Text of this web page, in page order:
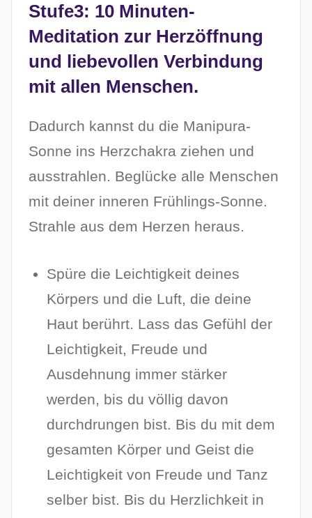
Stufe3: 10 Minuten-
Meditation zur Herzöffnung
und liebevollen Verbindung
mit allen Menschen.
Dadurch kannst du die Manipura-
Sonne ins Herzchakra ziehen und
ausstrahlen. Beglücke alle Menschen
mit deiner inneren Frühlings-Sonne.
Strahle aus dem Herzen heraus.
Spüre die Leichtigkeit deines
Körpers und die Luft, die deine
Haut berührt. Lass das Gefühl der
Leichtigkeit, Freude und
Ausdehnung immer stärker
werden, bis du völlig davon
durchdrungen bist. Bis du mit dem
gesamten Körper und Geist die
Leichtigkeit von Freude und Tanz
selber bist. Bis du Herzlichkeit in